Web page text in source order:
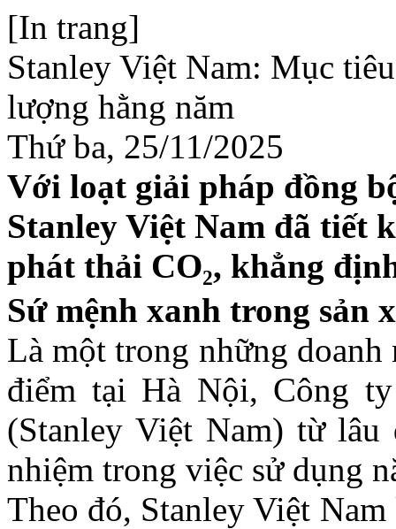
[In trang]
Stanley Việt Nam: Mục
lượng hằng năm
Thứ ba, 25/11/2025
Với loạt giải pháp đồng
Stanley Việt Nam đã tiết
phát thải CO₂, khẳng
Sứ mệnh xanh trong sản
Là một trong những
điểm tại Hà Nội, Công
(Stanley Việt Nam) từ
nhiệm trong việc sử dụng
Theo đó, Stanley Việt